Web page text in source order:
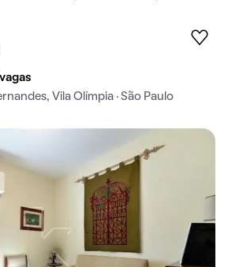
Vila Olímpia · São Paulo